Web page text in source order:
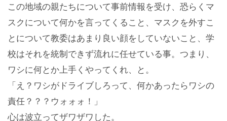
この地域の親たちについて事前情報を受け、恐らくマ
スクについて何かを言ってくること、マスクを外すこ
とについて教委はあまり良い顔をしていないこと、学
校はそれを統制できず流れに任せている事。つまり、
ワシに何とか上手くやってくれ、と。
「え？ワシがドライブしろって、何かあったらワシの
責任？？？ウォォォ！」
心は波立ってザワザワした。